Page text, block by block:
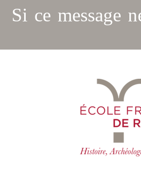
Si ce message